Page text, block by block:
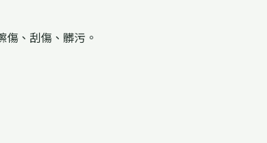
、刮傷、髒污。